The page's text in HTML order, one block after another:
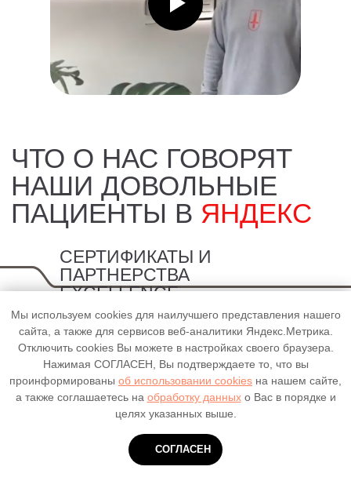
Мы используем cookies для наилучшего представления нашего
сайта, а также для сервисов веб-аналитики Яндекс.Метрика.
Отключить cookies Вы можете в настройках своего браузера.
Нажимая СОГЛАСЕН, Вы подтверждаете то, что вы
проинформированы об использовании cookies на нашем сайте,
а также соглашаетесь на обработку данныхо Вас в порядке и
целях указанных выше.
СОГЛАСЕН
СЕРТИФИКАТЫ И
ПАРТНЕРСТВА
EXCELLENCE